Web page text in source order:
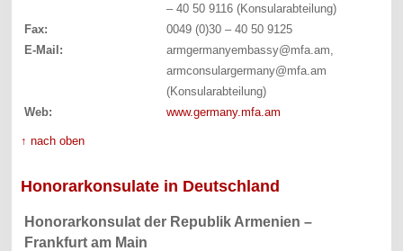
– 40 50 9116 (Konsularabteilung)
Fax:
0049 (0)30 – 40 50 9125
E-Mail:
armgermanyembassy@mfa.am,
armconsulargermany@mfa.am
(Konsularabteilung)
Web:
www.germany.mfa.am
↑ nach oben
Honorarkonsulate in Deutschland
Honorarkonsulat der Republik Armenien –
Frankfurt am Main